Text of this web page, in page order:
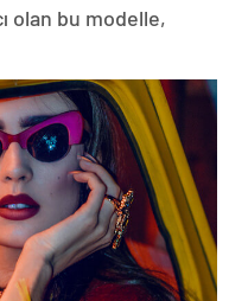
olan bu modelle,